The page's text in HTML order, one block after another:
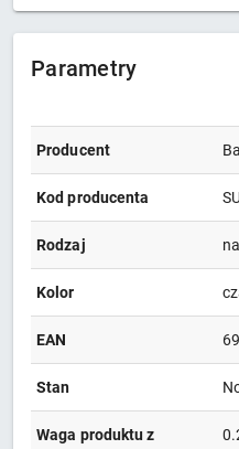
Parametry
Producent
Kod producenta
Rodzaj
Kolor
EAN
Stan
Waga produktu z